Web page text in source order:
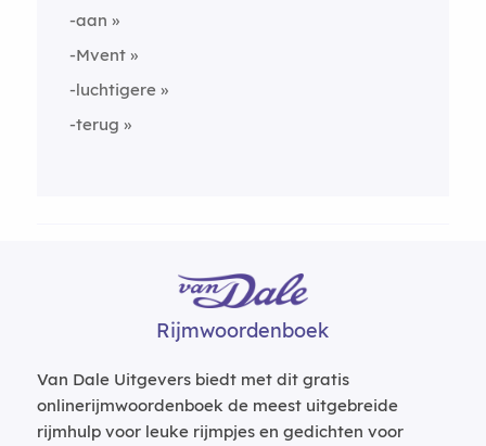
-aan
-Mvent
-luchtigere
-terug
Rijmwoordenboek
Van Dale Uitgevers biedt met dit gratis
onlinerijmwoordenboek de meest uitgebreide
rijmhulp voor leuke rijmpjes en gedichten voor